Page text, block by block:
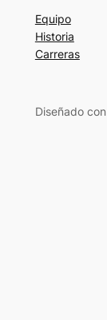
Equipo
Historia
Carreras
Diseñado con